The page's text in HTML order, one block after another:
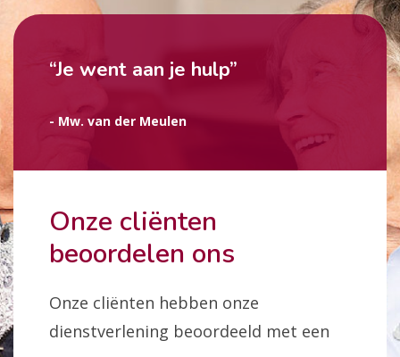
Onze cliënten
beoordelen ons
Onze cliënten hebben onze
dienstverlening beoordeeld met een
“Je went aan je hulp”
- Mw. van der Meulen